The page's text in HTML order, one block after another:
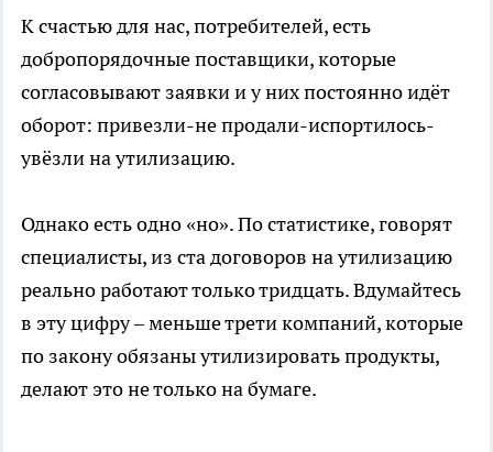
К счастью для нас, потребителей, есть
добропорядочные поставщики, которые
согласовывают заявки и у них постоянно идёт
оборот: привезли-не продали-испортилось-
увёзли на утилизацию.
Однако есть одно «но». По статистике, говорят
специалисты, из ста договоров на утилизацию
реально работают только тридцать. Вдумайтесь
в эту цифру – меньше трети компаний, которые
по закону обязаны утилизировать продукты,
делают это не только на бумаге.